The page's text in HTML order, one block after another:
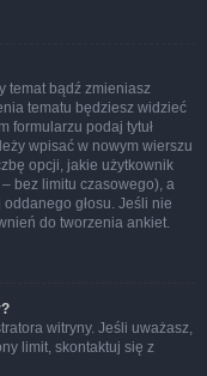
temat bądź zmieniasz
tematu będziesz widzieć
formularzu podaj tytuł
wpisać w nowym wierszu
opcji, jakie użytkownik
bez limitu czasowego), a
głosu. Jeśli nie
do tworzenia ankiet.
witryny. Jeśli uważasz,
limit, skontaktuj się z